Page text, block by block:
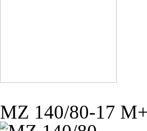
MZ 140/80-17